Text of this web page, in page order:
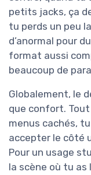
petits jacks, ça
tu perds un peu
d’anormal pour
format aussi
beaucoup de
Globalement, le
que confort. Tout
menus cachés,
accepter le côté
Pour un usage
la scène où tu